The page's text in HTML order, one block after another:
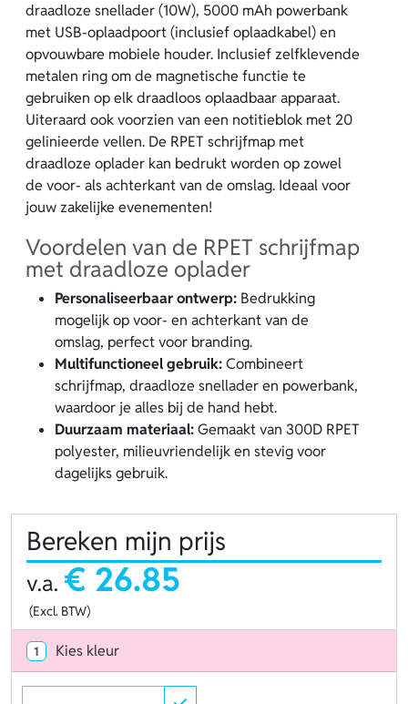
draadloze snellader (10W), 5000 mAh powerbank
met USB-oplaadpoort (inclusief oplaadkabel) en
opvouwbare mobiele houder. Inclusief zelfklevende
metalen ring om de magnetische functie te
gebruiken op elk draadloos oplaadbaar apparaat.
Uiteraard ook voorzien van een notitieblok met 20
gelinieerde vellen. De RPET schrijfmap met
draadloze oplader kan bedrukt worden op zowel
de voor- als achterkant van de omslag. Ideaal voor
jouw zakelijke evenementen!
Voordelen van de RPET schrijfmap
met draadloze oplader
Personaliseerbaar ontwerp: Bedrukking
mogelijk op voor- en achterkant van de
omslag, perfect voor branding.
Multifunctioneel gebruik:Combineert
schrijfmap, draadloze snellader en powerbank,
waardoor je alles bij de hand hebt.
Duurzaam materiaal:Gemaakt van 300D RPET
polyester, milieuvriendelijk en stevig voor
dagelijks gebruik.
Bereken mijn prijs
v.a. € 26.85
(Excl. BTW)
1 Kies kleur